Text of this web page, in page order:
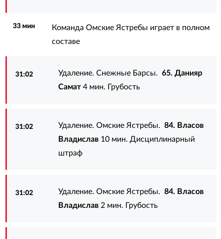
33 мин
Команда Омские Ястребы играет в полном
составе
31:02 Удаление. Снежные Барсы.65. Данияр
Самат 4 мин. Грубость
31:02 Удаление. Омские Ястребы.84. Власов
Владислав 10 мин. Дисциплинарный
штраф
31:02 Удаление. Омские Ястребы.84. Власов
Владислав 2 мин. Грубость